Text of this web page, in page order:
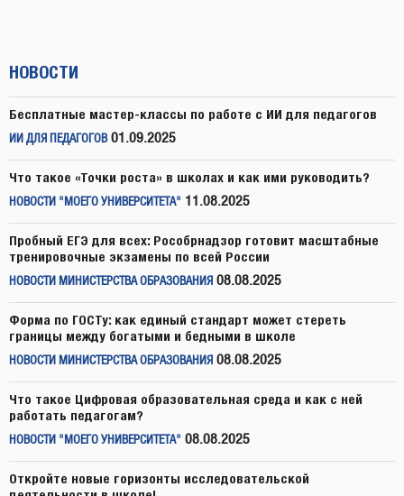
НОВОСТИ
Бесплатные мастер-классы по работе с ИИ для педагогов
ИИ ДЛЯ ПЕДАГОГОВ 01.09.2025
Что такое «Точки роста» в школах и как ими руководить?
НОВОСТИ "МОЕГО УНИВЕРСИТЕТА" 11.08.2025
Пробный ЕГЭ для всех: Рособрнадзор готовит масштабные
тренировочные экзамены по всей России
НОВОСТИ МИНИСТЕРСТВА ОБРАЗОВАНИЯ 08.08.2025
Форма по ГОСТу: как единый стандарт может стереть
границы между богатыми и бедными в школе
НОВОСТИ МИНИСТЕРСТВА ОБРАЗОВАНИЯ 08.08.2025
Что такое Цифровая образовательная среда и как с ней
работать педагогам?
НОВОСТИ "МОЕГО УНИВЕРСИТЕТА" 08.08.2025
Откройте новые горизонты исследовательской